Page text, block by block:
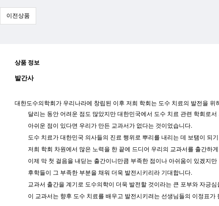
이전상품
상품 정보
발간사
대한도수의학회가 우리나라에 창립된 이후 저희 학회는 도수 치료의 발전을 위
달리는 동안 어려운 점도 많았지만 대한민국에서 도수 치료 관련 학회로
아쉬운 점이 있다면 우리가 만든 교과서가 없다는 것이었습니다.
도수 치료가 대한민국 의사들의 진료 행위로 뿌리를 내리는 데 보탬이 되
저희 학회 차원에서 많은 노력을 한 끝에 드디어 우리의 교과서를 출간하
이제 막 첫 걸음을 내딛는 출간이니만큼 부족한 점이나 아쉬움이 있겠지만
후학들이 그 부족한 부분을 채워 더욱 발전시키리라 기대합니다.
교과서 출간을 계기로 도수의학이 더욱 발전할 것이라는 큰 포부와 자긍
이 교과서는 향후 도수 치료를 배우고 발전시키려는 선생님들의 이정표가